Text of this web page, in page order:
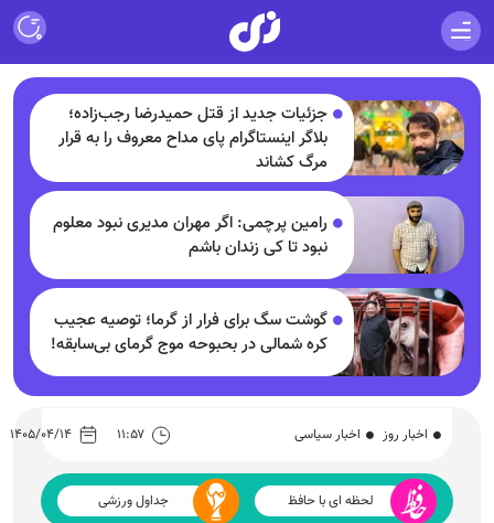
جزئیات جدید از قتل حمیدرضا رجب‌زاده؛
بلاگر اینستاگرام پای مداح معروف را به قرار
مرگ کشاند
رامین پرچمی: اگر مهران مدیری نبود معلوم
نبود تا کی زندان باشم
گوشت سگ برای فرار از گرما؛ توصیه عجیب
کره شمالی در بحبوحه موج گرمای بی‌سابقه!
اخبار روز اخبار سیاسی ۱۱:۵۷ ۱۴۰۵/۰۴/۱۴
لحظه ای با حافظ جداول ورزشی